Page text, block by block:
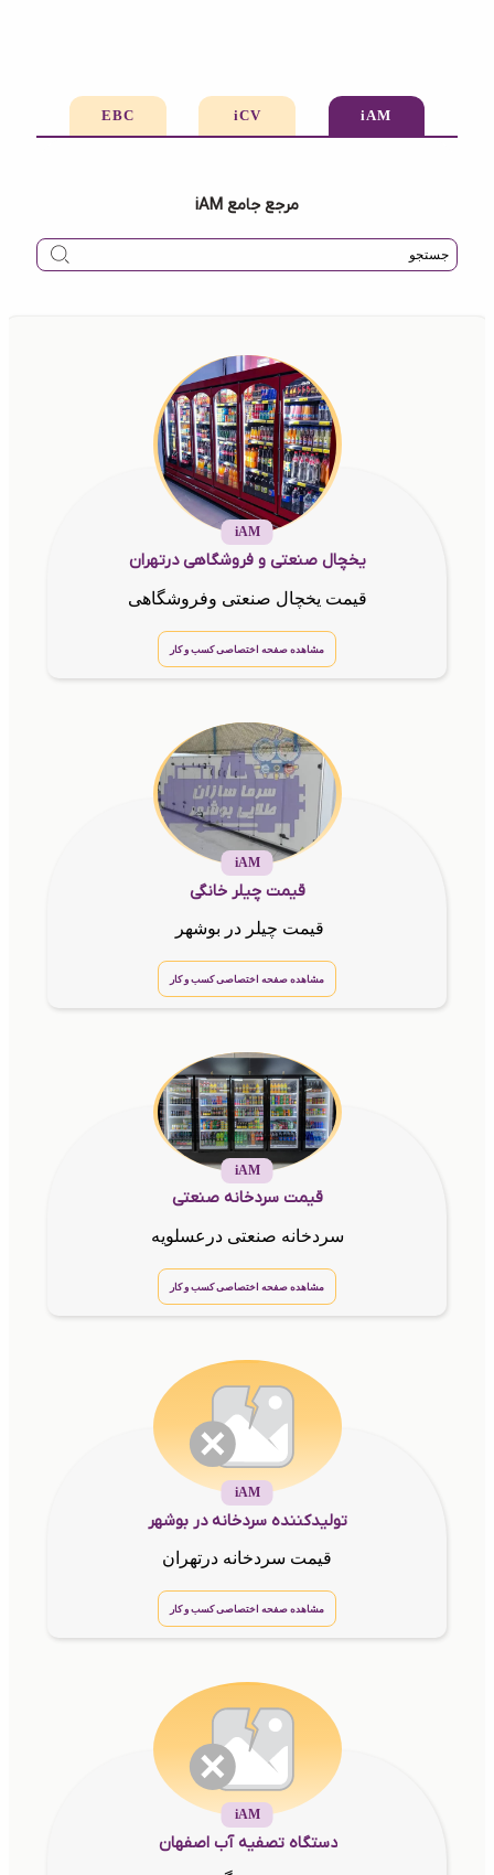
iAM
iCV
EBC
مرجع جامع iAM
iAM
یخچال صنعتی و فروشگاهی درتهران
قیمت یخچال صنعتی وفروشگاهی
مشاهده صفحه اختصاصی کسب و کار
iAM
قیمت چیلر خانگی
قیمت چیلر در بوشهر
مشاهده صفحه اختصاصی کسب و کار
iAM
قیمت سردخانه صنعتی
سردخانه صنعتی درعسلویه
مشاهده صفحه اختصاصی کسب و کار
iAM
تولیدکننده سردخانه در بوشهر
قیمت سردخانه درتهران
مشاهده صفحه اختصاصی کسب و کار
iAM
دستگاه تصفیه آب اصفهان